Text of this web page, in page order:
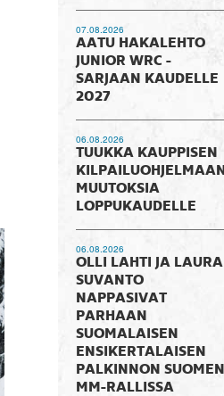
07.08.2026
AATU HAKALEHTO
JUNIOR WRC -
SARJAAN KAUDELLE
2027
06.08.2026
TUUKKA KAUPPISEN
KILPAILUOHJELMAAN
MUUTOKSIA
LOPPUKAUDELLE
06.08.2026
OLLI LAHTI JA LAURA
SUVANTO
NAPPASIVAT
PARHAAN
SUOMALAISEN
ENSIKERTALAISEN
PALKINNON SUOMEN
MM-RALLISSA